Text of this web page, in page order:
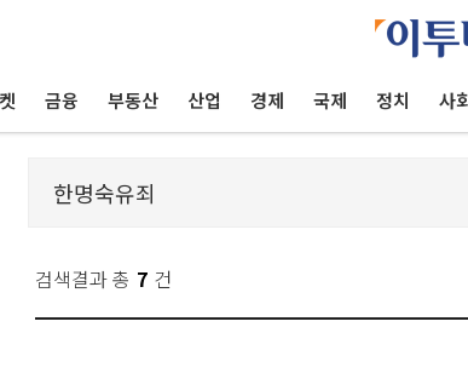
금융 부동산 산업 경제 국제 정치 사
검색결과 총 7 건